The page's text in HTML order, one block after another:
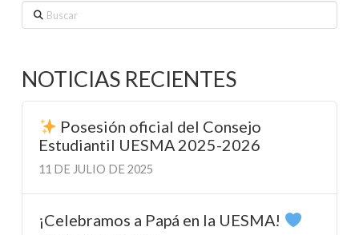
Buscar
NOTICIAS RECIENTES
Posesión oficial del Consejo
Estudiantil UESMA 2025-2026
11 DE JULIO DE 2025
¡Celebramos a Papá en la UESMA!